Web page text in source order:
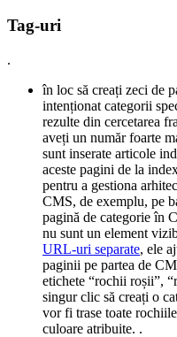
Tag-uri
.
în loc să creați zeci de
intenționat categorii
rezulte din cercetarea
aveți un număr foarte
sunt inserate articole
aceste pagini de la
pentru a gestiona
CMS, de exemplu, pe
pagină de categorie în
nu sunt un element
URL-uri separate, ele
paginii pe partea de
etichete “rochii roșii”,
singur clic să creați o
vor fi trase toate
culoare atribuite. .